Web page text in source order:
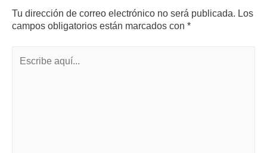
Tu dirección de correo electrónico no será publicada. Los
campos obligatorios están marcados con *